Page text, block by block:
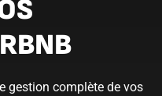
gestion complète de vos